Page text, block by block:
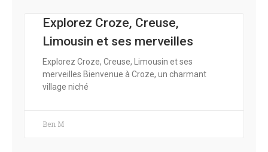
Explorez Croze, Creuse,
Limousin et ses merveilles
Explorez Croze, Creuse, Limousin et ses
merveilles Bienvenue à Croze, un charmant
village niché
Ben M